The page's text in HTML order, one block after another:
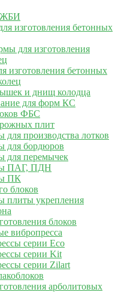
ЖБИ
изготовления бетонных
для изготовления
изготовления бетонных
и днищ колодца
для форм КС
ФБС
плит
производства лотков
для бордюров
для перемычек
ПАГ, ПДН
ПК
блоков
плиты укрепления
блоков
вибропресса
серии Eco
серии Kit
серии Zilart
арболитовых